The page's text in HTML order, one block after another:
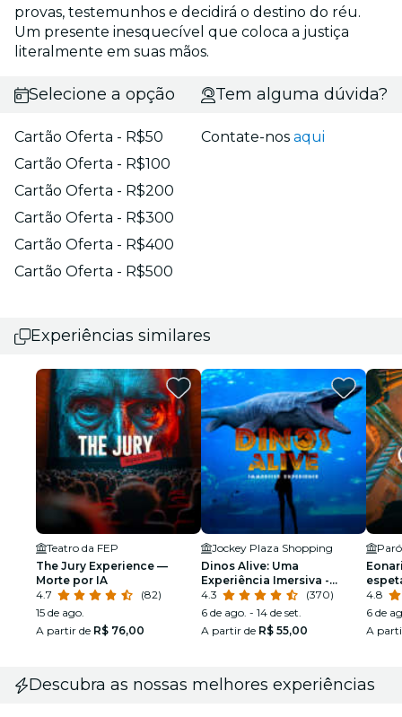
provas, testemunhos e decidirá o destino do réu.
Um presente inesquecível que coloca a justiça
literalmente em suas mãos.
Selecione a opção
Cartão Oferta - R$50
Cartão Oferta - R$100
Cartão Oferta - R$200
Cartão Oferta - R$300
Cartão Oferta - R$400
Cartão Oferta - R$500
Tem alguma dúvida?
Contate-nosaqui
Experiências similares
Teatro da FEP
The Jury Experience —
Morte por IA
4.7
(82)
15 de ago.
A partir de R$ 76,00
Jockey Plaza Shopping
Dinos Alive: Uma
Experiência Imersiva -
Curitiba
4.3
(370)
6 de ago. - 14 de set.
A partir de R$ 55,00
luzes
4.8
6 de
A
Descubra as nossas melhores experiências